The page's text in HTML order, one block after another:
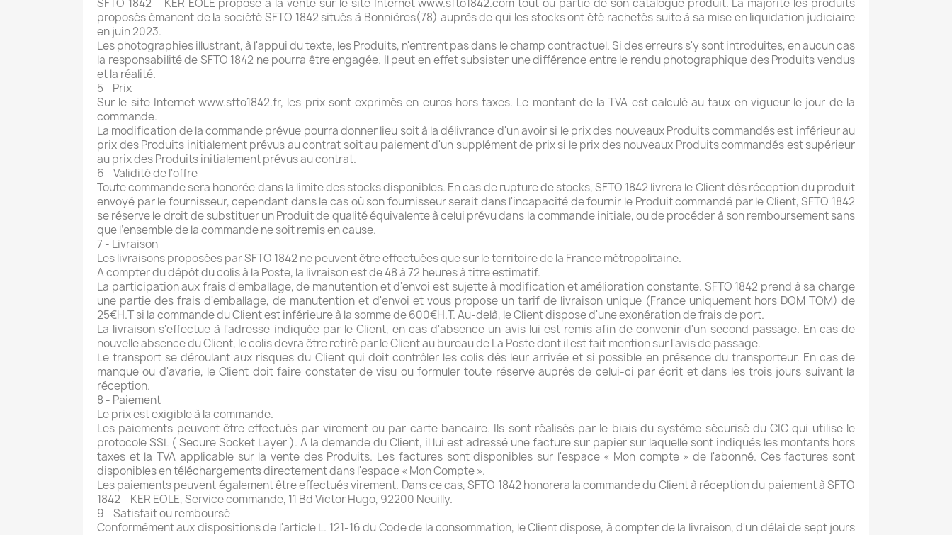
proposés émanent de la société SFTO 1842 situés à Bonnières(78) auprès de qui les stocks ont été rachetés suite à sa mise en liquidation judiciaire
en juin 2023.
Les photographies illustrant, à l'appui du texte, les Produits, n'entrent pas dans le champ contractuel. Si des erreurs s'y sont introduites, en aucun cas
la responsabilité de SFTO 1842 ne pourra être engagée. Il peut en effet subsister une différence entre le rendu photographique des Produits vendus
et la réalité.
5 - Prix
Sur le site Internet www.sfto1842.fr, les prix sont exprimés en euros hors taxes. Le montant de la TVA est calculé au taux en vigueur le jour de la
commande.
La modification de la commande prévue pourra donner lieu soit à la délivrance d'un avoir si le prix des nouveaux Produits commandés est inférieur au
prix des Produits initialement prévus au contrat soit au paiement d'un supplément de prix si le prix des nouveaux Produits commandés est supérieur
au prix des Produits initialement prévus au contrat.
6 - Validité de l'offre
Toute commande sera honorée dans la limite des stocks disponibles. En cas de rupture de stocks, SFTO 1842 livrera le Client dès réception du produit
envoyé par le fournisseur, cependant dans le cas où son fournisseur serait dans l'incapacité de fournir le Produit commandé par le Client, SFTO 1842
se réserve le droit de substituer un Produit de qualité équivalente à celui prévu dans la commande initiale, ou de procéder à son remboursement sans
que l’ensemble de la commande ne soit remis en cause.
7 - Livraison
Les livraisons proposées par SFTO 1842 ne peuvent être effectuées que sur le territoire de la France métropolitaine.
A compter du dépôt du colis à la Poste, la livraison est de 48 à 72 heures à titre estimatif.
La participation aux frais d'emballage, de manutention et d'envoi est sujette à modification et amélioration constante. SFTO 1842 prend à sa charge
une partie des frais d'emballage, de manutention et d'envoi et vous propose un tarif de livraison unique (France uniquement hors DOM TOM) de
25€H.T si la commande du Client est inférieure à la somme de 600€H.T. Au-delà, le Client dispose d'une exonération de frais de port.
La livraison s'effectue à l'adresse indiquée par le Client, en cas d'absence un avis lui est remis afin de convenir d'un second passage. En cas de
nouvelle absence du Client, le colis devra être retiré par le Client au bureau de La Poste dont il est fait mention sur l'avis de passage.
Le transport se déroulant aux risques du Client qui doit contrôler les colis dès leur arrivée et si possible en présence du transporteur. En cas de
manque ou d'avarie, le Client doit faire constater de visu ou formuler toute réserve auprès de celui-ci par écrit et dans les trois jours suivant la
réception.
8 - Paiement
Le prix est exigible à la commande.
Les paiements peuvent être effectués par virement ou par carte bancaire. Ils sont réalisés par le biais du système sécurisé du CIC qui utilise le
protocole SSL ( Secure Socket Layer ). A la demande du Client, il lui est adressé une facture sur papier sur laquelle sont indiqués les montants hors
taxes et la TVA applicable sur la vente des Produits. Les factures sont disponibles sur l'espace « Mon compte » de l'abonné. Ces factures sont
disponibles en téléchargements directement dans l'espace « Mon Compte ».
Les paiements peuvent également être effectués virement. Dans ce cas, SFTO 1842 honorera la commande du Client à réception du paiement à SFTO
1842 – KER EOLE, Service commande, 11 Bd Victor Hugo, 92200 Neuilly.
9 - Satisfait ou remboursé
Conformément aux dispositions de l'article L. 121-16 du Code de la consommation, le Client dispose, à compter de la livraison, d'un délai de sept jours